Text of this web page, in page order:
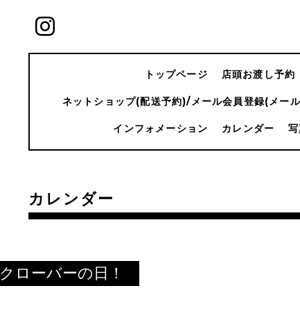
トップページ 店頭お渡し予約
ネットショップ(配送予約)/メール会員登録(メール
インフォメーション カレンダー
カレンダー
クローバーの日！